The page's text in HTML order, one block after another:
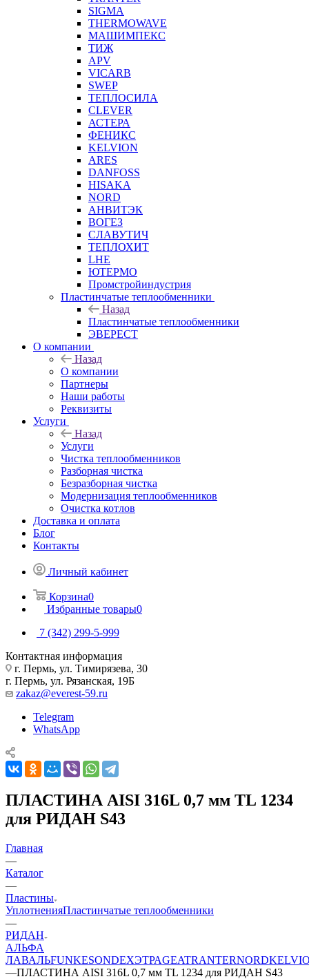
SIGMA
THERMOWAVE
МАШИМПЕКС
ТИЖ
APV
VICARB
SWEP
ТЕПЛОСИЛА
CLEVER
АСТЕРА
ФЕНИКС
KELVION
ARES
DANFOSS
HISAKA
NORD
АНВИТЭК
ВОГЕЗ
СЛАВУТИЧ
ТЕПЛОХИТ
LHE
ЮТЕРМО
Промстройиндустрия
Пластинчатые теплообменники
Назад
Пластинчатые теплообменники
ЭВЕРЕСТ
О компании
Назад
О компании
Партнеры
Наши работы
Реквизиты
Услуги
Назад
Услуги
Чистка теплообменников
Разборная чистка
Безразборная чистка
Модернизация теплообменников
Очистка котлов
Доставка и оплата
Блог
Контакты
Личный кабинет
Корзина0
Избранные товары0
7 (342) 299-5-999
Контактная информация
г. Пермь, ул. Тимирязева, 30
г. Пермь, ул. Рязанская, 19Б
zakaz@everest-59.ru
Telegram
WhatsApp
ПЛАСТИНА AISI 316L 0,7 мм TL 1234
для РИДАН S43
Главная
—
Каталог
—
Пластины
УплотненияПластинчатые теплообменники
—
РИДАН
АЛЬФА
ЛАВАЛЬFUNKESONDEXЭТРАGEATRANTERNORD
—ПЛАСТИНА AISI 316L 0,7 мм TL 1234 для РИДАН S43